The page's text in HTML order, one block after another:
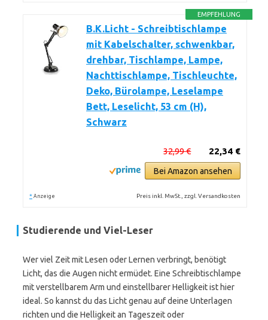
EMPFEHLUNG
B.K.Licht - Schreibtischlampe
mit Kabelschalter, schwenkbar,
drehbar, Tischlampe, Lampe,
Nachttischlampe, Tischleuchte,
Deko, Bürolampe, Leselampe
Bett, Leselicht, 53 cm (H),
Schwarz
22,34 €
32,99 €
Bei Amazon ansehen
* Anzeige Preis inkl. MwSt., zzgl. Versandkosten
Studierende und Viel-Leser
Wer viel Zeit mit Lesen oder Lernen verbringt, benötigt
Licht, das die Augen nicht ermüdet. Eine Schreibtischlampe
mit verstellbarem Arm und einstellbarer Helligkeit ist hier
ideal. So kannst du das Licht genau auf deine Unterlagen
richten und die Helligkeit an Tageszeit oder